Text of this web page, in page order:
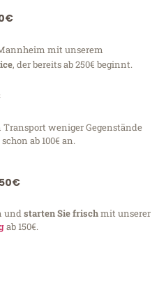
mit unserem
, der bereits ab 250€ beginnt.
Transport weniger Gegenstände
ab 100€ an.
undstarten Sie frischmit unserer
ab 150€.